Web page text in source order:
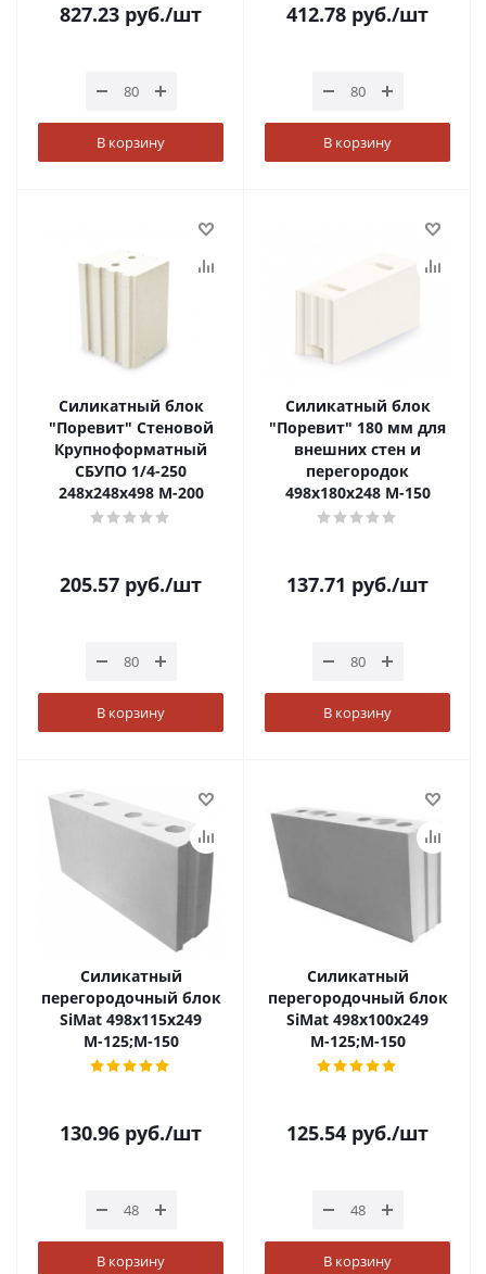
827.23 руб./шт
В корзину
412.78 руб./шт
В корзину
Силикатный блок
"Поревит" Стеновой
Крупноформатный
СБУПО 1/4-250
248х248х498 М-200
205.57 руб./шт
В корзину
Силикатный блок
"Поревит" 180 мм для
внешних стен и
перегородок
498х180х248 М-150
137.71 руб./шт
В корзину
Силикатный
перегородочный блок
SiMat 498х115х249
М-125;М-150
130.96 руб./шт
В корзину
Силикатный
перегородочный блок
SiMat 498х100х249
М-125;М-150
125.54 руб./шт
В корзину